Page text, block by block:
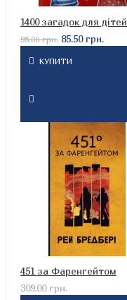
1400 загадок для дітей
95.00 грн. 85.50 грн.
КУПИТИ
451 за Фаренгейтом
309.00 грн.